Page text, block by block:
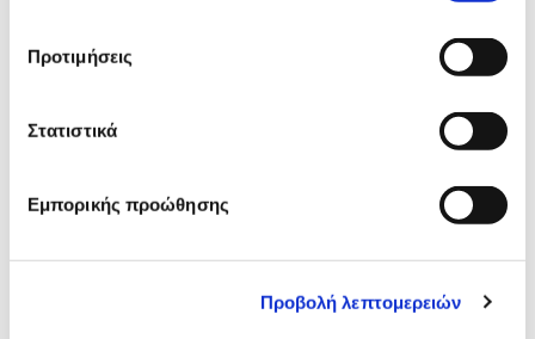
Προτιμήσεις
Στατιστικά
Εμπορικής προώθησης
Προβολή λεπτομερειών
Λάρισα